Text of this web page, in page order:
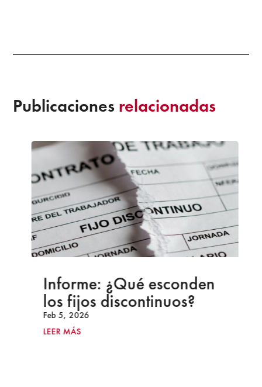
Publicaciones relacionadas
Informe: ¿Qué esconden
los fijos discontinuos?
Feb 5, 2026
LEER MÁS